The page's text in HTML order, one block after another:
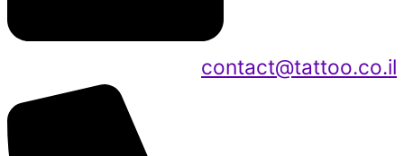
contact@tattoo.co.il